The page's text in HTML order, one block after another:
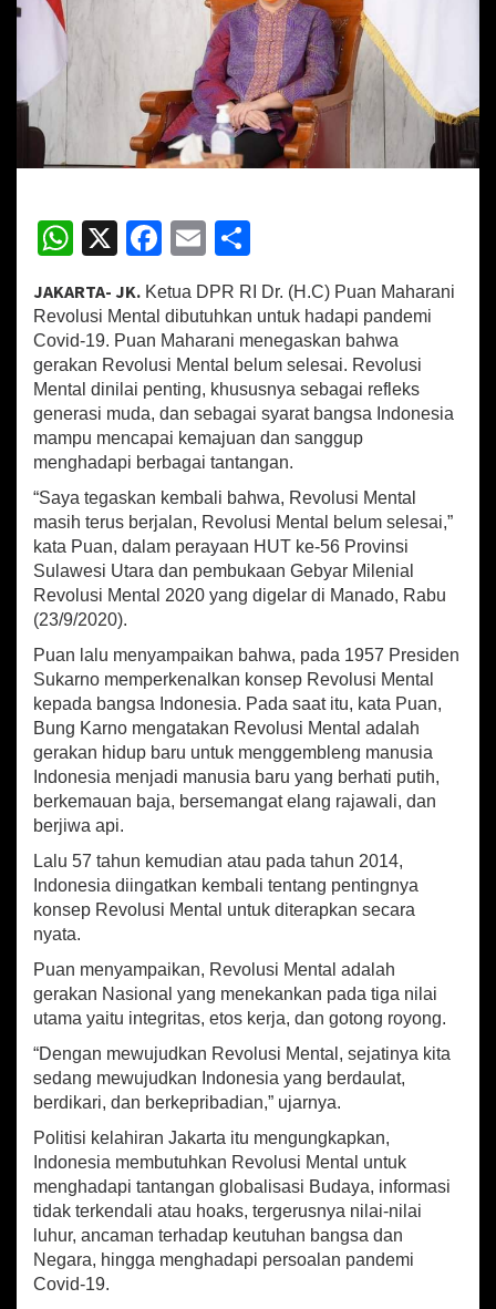
(
H
.
C
u
a
M
a
a
r
a
n
i
R
v
o
l
s
i
n
t
a
l
D
i
b
u
u
h
a
U
t
u
k
H
a
d
a
p
i
P
a
n
d
W
at
sA
p
p
X
Fa
ce
b
o
o
k
E
m
ai
l
h
ar
e
JAKARTA- JK. Ketua DPR RI Dr. (H.C) Puan Maharani
Revolusi Mental dibutuhkan untuk hadapi pandemi
Covid-19. Puan Maharani menegaskan bahwa
gerakan Revolusi Mental belum selesai. Revolusi
Mental dinilai penting, khususnya sebagai refleks
generasi muda, dan sebagai syarat bangsa Indonesia
mampu mencapai kemajuan dan sanggup
menghadapi berbagai tantangan.
“Saya tegaskan kembali bahwa, Revolusi Mental
masih terus berjalan, Revolusi Mental belum selesai,”
kata Puan, dalam perayaan HUT ke-56 Provinsi
Sulawesi Utara dan pembukaan Gebyar Milenial
Revolusi Mental 2020 yang digelar di Manado, Rabu
(23/9/2020).
Puan lalu menyampaikan bahwa, pada 1957 Presiden
Sukarno memperkenalkan konsep Revolusi Mental
kepada bangsa Indonesia. Pada saat itu, kata Puan,
Bung Karno mengatakan Revolusi Mental adalah
gerakan hidup baru untuk menggembleng manusia
Indonesia menjadi manusia baru yang berhati putih,
berkemauan baja, bersemangat elang rajawali, dan
berjiwa api.
Lalu 57 tahun kemudian atau pada tahun 2014,
Indonesia diingatkan kembali tentang pentingnya
konsep Revolusi Mental untuk diterapkan secara
nyata.
Puan menyampaikan, Revolusi Mental adalah
gerakan Nasional yang menekankan pada tiga nilai
utama yaitu integritas, etos kerja, dan gotong royong.
“Dengan mewujudkan Revolusi Mental, sejatinya kita
sedang mewujudkan Indonesia yang berdaulat,
berdikari, dan berkepribadian,” ujarnya.
Politisi kelahiran Jakarta itu mengungkapkan,
Indonesia membutuhkan Revolusi Mental untuk
menghadapi tantangan globalisasi Budaya, informasi
tidak terkendali atau hoaks, tergerusnya nilai-nilai
luhur, ancaman terhadap keutuhan bangsa dan
Negara, hingga menghadapi persoalan pandemi
Covid-19.